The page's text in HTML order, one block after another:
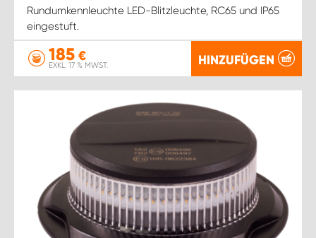
Rundumkennleuchte LED-Blitzleuchte, RC65 und IP65
eingestuft.
185 €
EXKL. 17 % MWST. HINZUFÜGEN